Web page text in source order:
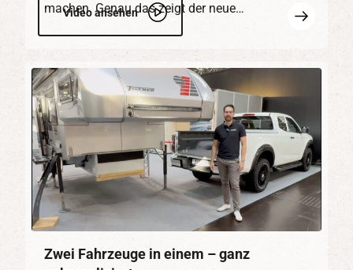
Video ansehen
machen. Genau das zeigt der neue…
erfahren
Zwei Fahrzeuge in einem – ganz